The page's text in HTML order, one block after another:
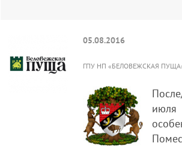
05.08.2016
ГПУ НП «БЕЛОВЕЖСКАЯ